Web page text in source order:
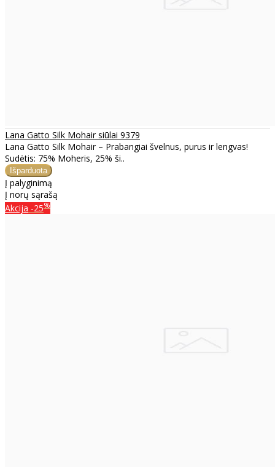
Lana Gatto Silk Mohair siūlai 9379
Lana Gatto Silk Mohair – Prabangiai švelnus, purus ir lengvas!
Sudėtis: 75% Moheris, 25% ši..
Į palyginimą
Į norų sąrašą
Akcija -25%